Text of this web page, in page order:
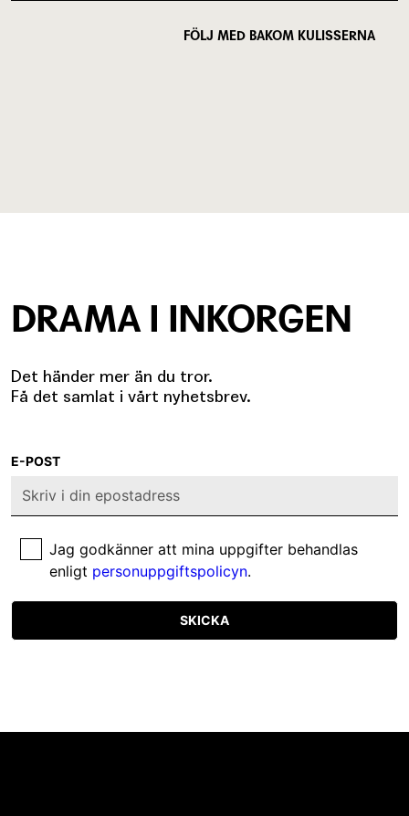
FÖLJ MED BAKOM KULISSERNA
DRAMA I INKORGEN
Det händer mer än du tror.
Få det samlat i vårt nyhetsbrev.
E-POST
Jag godkänner att mina uppgifter behandlas
enligt personuppgiftspolicyn.
SKICKA